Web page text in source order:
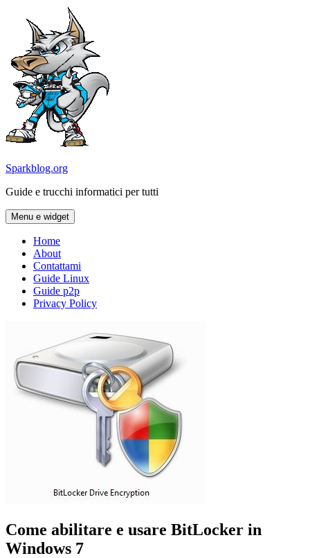
contenuto
Sparkblog.org
Guide e trucchi informatici per tutti
Menu e widget
Home
About
Contattami
Guide Linux
Guide p2p
Privacy Policy
Come abilitare e usare BitLocker in
Windows 7